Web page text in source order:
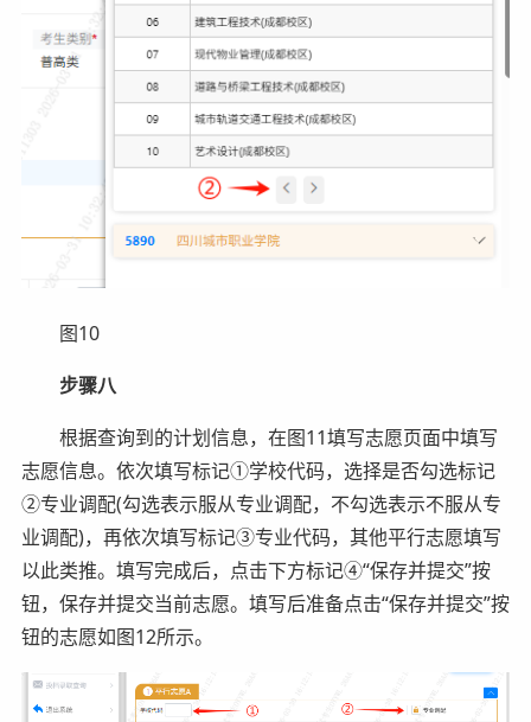
图10
步骤八
根据查询到的计划信息，在图11填写志愿页面中填写
志愿信息。依次填写标记①学校代码，选择是否勾选标记
②专业调配(勾选表示服从专业调配，不勾选表示不服从专
业调配)，再依次填写标记③专业代码，其他平行志愿填写
以此类推。填写完成后，点击下方标记④“保存并提交”按
钮，保存并提交当前志愿。填写后准备点击“保存并提交”按
钮的志愿如图12所示。